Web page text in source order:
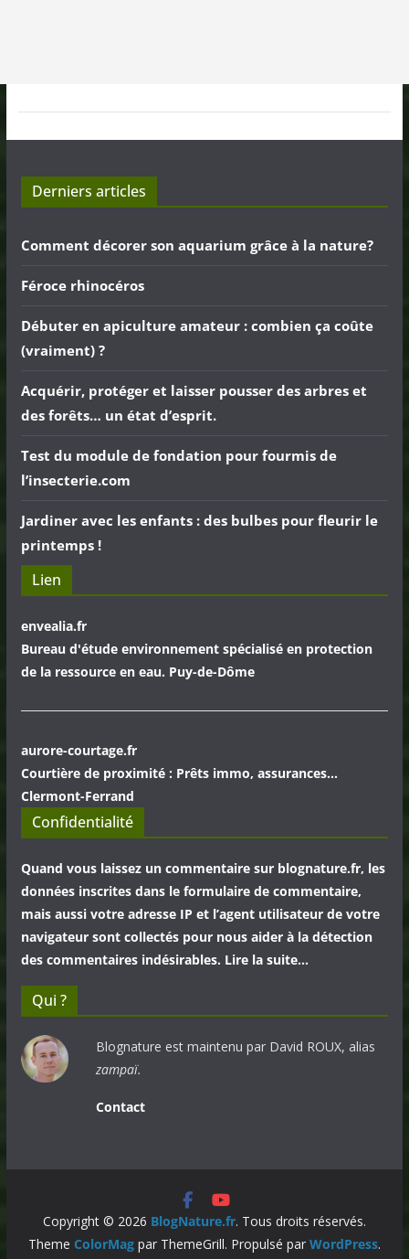
Derniers articles
Comment décorer son aquarium grâce à la nature?
Féroce rhinocéros
Débuter en apiculture amateur : combien ça coûte
(vraiment) ?
Acquérir, protéger et laisser pousser des arbres et
des forêts… un état d’esprit.
Test du module de fondation pour fourmis de
l’insecterie.com
Jardiner avec les enfants : des bulbes pour fleurir le
printemps !
Lien
envealia.fr
Bureau d'étude environnement spécialisé en protection
de la ressource en eau. Puy-de-Dôme
aurore-courtage.fr
Courtière de proximité : Prêts immo, assurances...
Clermont-Ferrand
Confidentialité
Quand vous laissez un commentaire sur blognature.fr, les
données inscrites dans le formulaire de commentaire,
mais aussi votre adresse IP et l’agent utilisateur de votre
navigateur sont collectés pour nous aider à la détection
des commentaires indésirables. Lire la suite…
Qui ?
Blognature est maintenu par David ROUX, alias
zampaï.
Contact
Copyright © 2026 BlogNature.fr. Tous droits réservés.
Theme ColorMagpar ThemeGrill. Propulsé par WordPress.